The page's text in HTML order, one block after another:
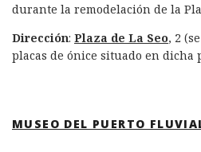
durante la remodelación de la
Dirección: Plaza de La Seo, 2
placas de ónice situado en dicha
MUSEO DEL PUERTO